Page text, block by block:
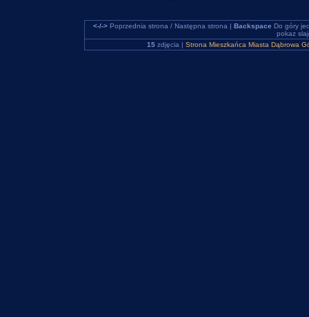
<-/->Poprzednia strona / Następna strona | Backspace Do góry
pokaz
15zdjęcia | Strona Mieszkańca Miasta Dąbrowa